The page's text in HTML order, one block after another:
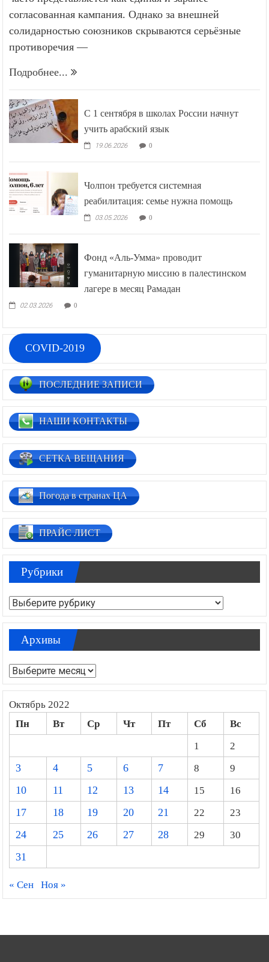
согласованная кампания. Однако за внешней
солидарностью союзников скрываются серьёзные
противоречия —
Подробнее...
С 1 сентября в школах России начнут
учить арабский язык
19.06.2026 0
Чолпон требуется системная
реабилитация: семье нужна помощь
03.05.2026 0
Фонд «Аль-Умма» проводит
гуманитарную миссию в палестинском
лагере в месяц Рамадан
02.03.2026 0
COVID-2019
ПОСЛЕДНИЕ ЗАПИСИ
НАШИ КОНТАКТЫ
СЕТКА ВЕЩАНИЯ
Погода в странах ЦА
ПРАЙС ЛИСТ
Рубрики
Рубрики
Архивы
Архивы
Октябрь 2022
Пн Вт Ср Чт Пт Сб
Вс
1
2
3
4 5 6 7 8
9
10
11 12 13 14 15
16
17
18 19 20 21 22
23
24
25 26 27 28 29
30
31
« Сен Ноя »